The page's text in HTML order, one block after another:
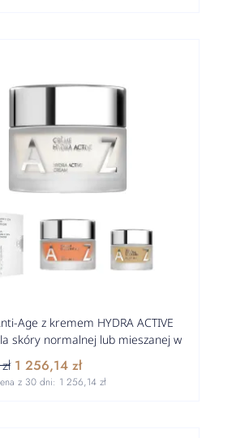
Age z kremem HYDRA ACTIVE
skóry normalnej lub mieszanej w
1 256,14 zł
z 30 dni: 1 256,14 zł